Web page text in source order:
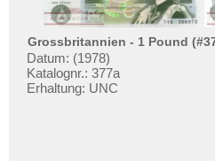
Grossbritannien - 1 Pound
Datum: (1978)
Katalognr.: 377a
Erhaltung: UNC